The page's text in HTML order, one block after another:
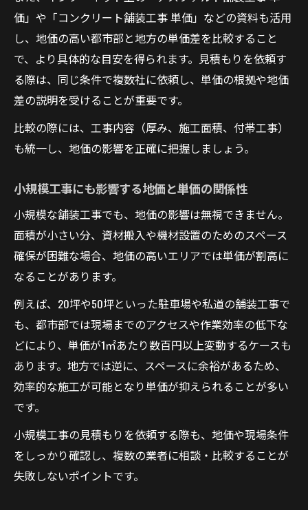
価」や「コンクリート舗装工事 単価」などの資料も活用
し、地価の高い都市部と地方の単価差を比較すること
で、より具体的な目安を得られます。見積もりを依頼す
る際は、同じ条件で複数社に依頼し、単価の根拠や地価
差の説明を受けることが重要です。
比較の際には、工事内容（厚み、施工面積、付帯工事）
も統一し、地価の影響を正確に把握しましょう。
小規模工事にも影響する地価と単価の関係性
小規模な舗装工事でも、地価の影響は無視できません。
面積が小さい分、資材搬入や機材設置のためのスペース
確保が困難な場合、地価の高いエリアでは単価が割高に
なることがあります。
例えば、20坪や50坪といった駐車場や私道の舗装工事で
も、都市部では現場までのアクセスや作業効率の低下な
どにより、単価が1㎡あたり数百円以上変動するケースも
あります。地方では逆に、スペースに余裕があるため、
効率的な施工が可能となり単価が抑えられることが多い
です。
小規模工事の見積もりを依頼する際も、地価や現場条件
をしっかり確認し、複数の業者に相談・比較することが
失敗しないポイントです。